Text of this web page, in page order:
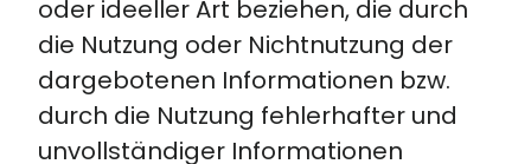
oder ideeller Art beziehen, die durch
die Nutzung oder Nichtnutzung der
dargebotenen Informationen bzw.
durch die Nutzung fehlerhafter und
unvollständiger Informationen